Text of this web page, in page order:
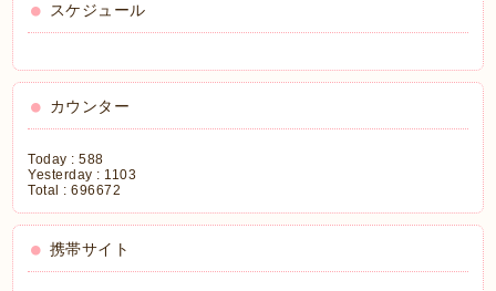
スケジュール
カウンター
Today :588
Yesterday : 1103
Total :696672
携帯サイト